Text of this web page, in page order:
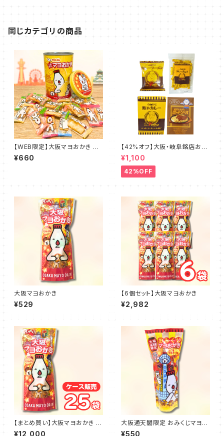
同じカテゴリの商品
【WEB限定】大阪マヨおかき 復
刻マヨ缶
¥660
【42%オフ】大阪・岐阜銘店お取
り寄せセット（真面目なカレーら
ーめん 真面目な賄いカレー 真
面目なカレーおかき 喫茶たなか
のミートソース）
¥1,100
42%OFF
大阪マヨおかき
¥529
【6個セット】大阪マヨおかき
¥2,982
【まとめ買い】大阪マヨおかき 2
5袋
¥12,000
大阪通天閣限定 おみくじマヨお
かき
¥550